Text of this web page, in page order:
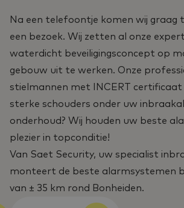
Na een telefoontje komen wij graag
een bezoek. Wij zetten al onze
waterdicht beveiligingsconcept op
gebouw uit te werken. Onze
stielmannen met INCERT
sterke schouders onder uw
onderhoud? Wij houden uw beste
plezier in topconditie!
Van Saet Security, uw specialist
monteert de beste alarmsystemen
van ± 35 km rond Bonheiden.